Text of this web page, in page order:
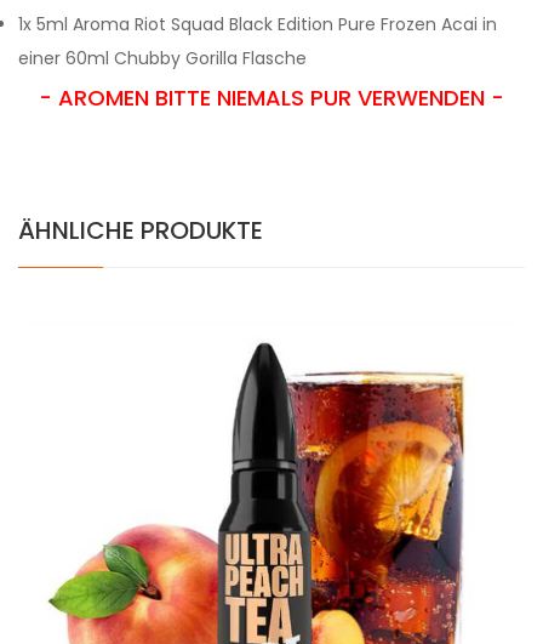
1x 5ml Aroma Riot Squad Black Edition Pure Frozen Acai in
einer 60ml Chubby Gorilla Flasche
- AROMEN BITTE NIEMALS PUR VERWENDEN -
ÄHNLICHE PRODUKTE